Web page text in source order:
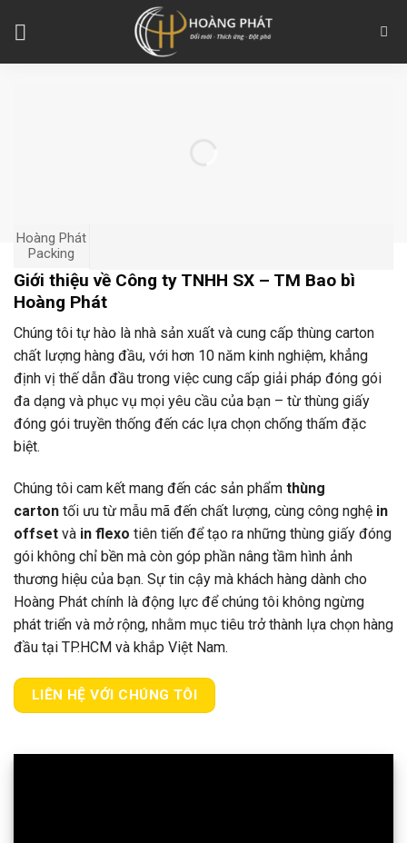
Hoàng Phát
Packing
Giới thiệu về Công ty TNHH SX – TM Bao bì
Hoàng Phát
Chúng tôi tự hào là nhà sản xuất và cung cấp thùng carton
chất lượng hàng đầu, với hơn 10 năm kinh nghiệm, khẳng
định vị thế dẫn đầu trong việc cung cấp giải pháp đóng gói
đa dạng và phục vụ mọi yêu cầu của bạn – từ thùng giấy
đóng gói truyền thống đến các lựa chọn chống thấm đặc
biệt.
Chúng tôi cam kết mang đến các sản phẩm thùng
carton tối ưu từ mẫu mã đến chất lượng, cùng công nghệ in
offset và in flexo tiên tiến để tạo ra những thùng giấy đóng
gói không chỉ bền mà còn góp phần nâng tầm hình ảnh
thương hiệu của bạn. Sự tin cậy mà khách hàng dành cho
Hoàng Phát chính là động lực để chúng tôi không ngừng
phát triển và mở rộng, nhằm mục tiêu trở thành lựa chọn hàng
đầu tại TP.HCM và khắp Việt Nam.
LIÊN HỆ VỚI CHÚNG TÔI